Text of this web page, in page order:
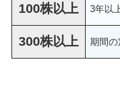
100株以上 3年以
300株以上 期間